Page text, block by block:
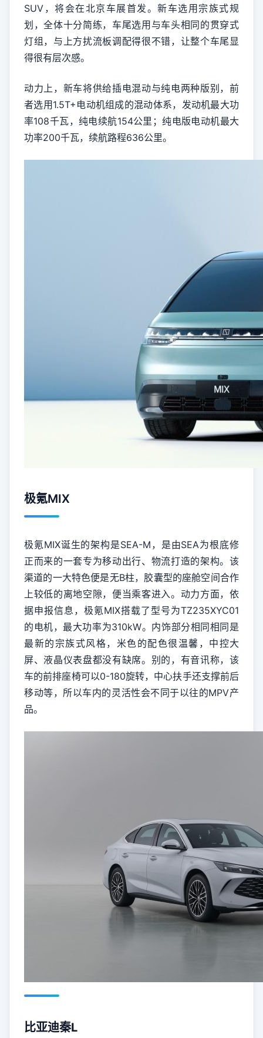
SUV，将会在北京车展首发。新车选用宗族式规
划，全体十分简练，车尾选用与车头相同的贯穿式
灯组，与上方扰流板调配得很不错，让整个车尾显
得很有层次感。
动力上，新车将供给插电混动与纯电两种版别，前
者选用1.5T+电动机组成的混动体系，发动机最大功
率108千瓦，纯电续航154公里；纯电版电动机最大
功率200千瓦，续航路程636公里。
极氪MIX
极氪MIX诞生的架构是SEA-M，是由SEA为根底修
正而来的一套专为移动出行、物流打造的架构。该
渠道的一大特色便是无B柱，胶囊型的座舱空间合作
上较低的离地空隙，便当乘客进入。动力方面，依
据申报信息，极氪MIX搭载了型号为TZ235XYC01
的电机，最大功率为310kW。内饰部分相同相同是
最新的宗族式风格，米色的配色很温馨，中控大
屏、液晶仪表盘都没有缺席。别的，有音讯称，该
车的前排座椅可以0-180旋转，中心扶手还支撑前后
移动等，所以车内的灵活性会不同于以往的MPV产
品。
比亚迪秦L